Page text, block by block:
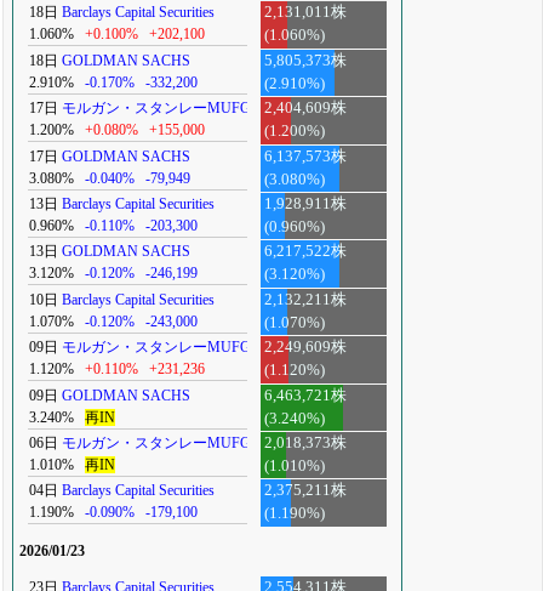
18日 Barclays Capital Securities
1.060%
+0.100% +202,100
2,131,011株
(1.060%)
18日 GOLDMAN SACHS
2.910%
-0.170% -332,200
5,805,373株
(2.910%)
17日 モルガン・スタンレーMUFG
1.200%
+0.080% +155,000
2,404,609株
(1.200%)
17日 GOLDMAN SACHS
3.080%
-0.040% -79,949
6,137,573株
(3.080%)
13日 Barclays Capital Securities
0.960%
-0.110% -203,300
1,928,911株
(0.960%)
13日 GOLDMAN SACHS
3.120%
-0.120% -246,199
6,217,522株
(3.120%)
10日 Barclays Capital Securities
1.070%
-0.120% -243,000
2,132,211株
(1.070%)
09日 モルガン・スタンレーMUFG
1.120%
+0.110% +231,236
2,249,609株
(1.120%)
09日 GOLDMAN SACHS
3.240%
再IN
6,463,721株
(3.240%)
06日 モルガン・スタンレーMUFG
1.010%
再IN
2,018,373株
(1.010%)
04日 Barclays Capital Securities
1.190%
-0.090% -179,100
2,375,211株
(1.190%)
2026/01/23
23日 Barclays Capital Securities
2,554,311株